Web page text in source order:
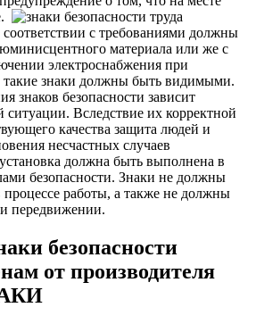
с требованиями должны
материала или же с
электроснабжения при
такие знаки должны быть видимыми.
знаков безопасности зависит
ситуации. Вследствие их корректной
качества защита людей и
несчастных случаев
должна быть выполнена в
безопасности. Знаки не должны
работы, а также не должны
передвижении.
безопасности
от производителя